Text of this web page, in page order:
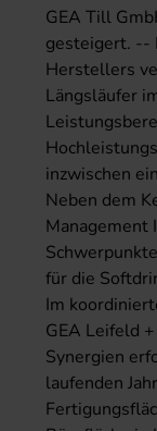
GEA Till
gesteigert. --
Herstellers
Längsläufer
inzwischen
Neben dem
Management
für die
Im
GEA Leifeld
Synergien
laufenden